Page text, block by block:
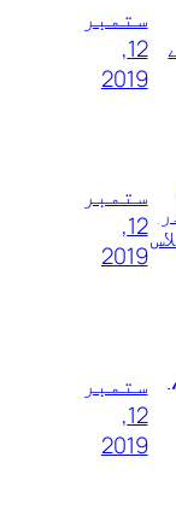
ستمبر
12,
2019
ستمبر
12,
2019
ستمبر
12,
2019